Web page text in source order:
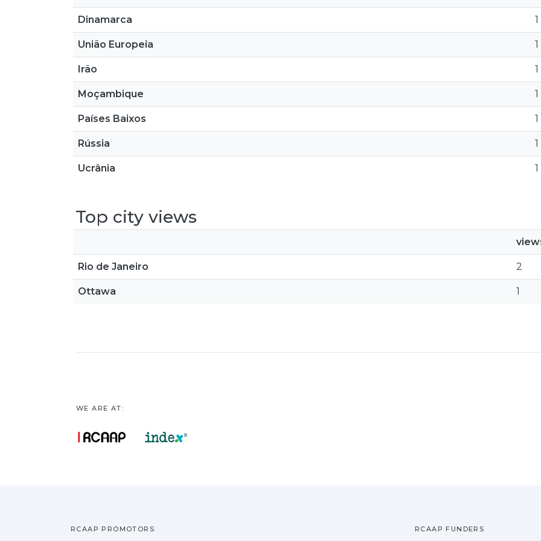
Dinamarca 1
União Europeia 1
Irão 1
Moçambique 1
Países Baixos 1
Rússia 1
Ucrânia 1
Top city views
Rio de Janeiro 2
Ottawa 1
WE ARE AT:
RCAAP PROMOTORS RCAAP FUNDERS